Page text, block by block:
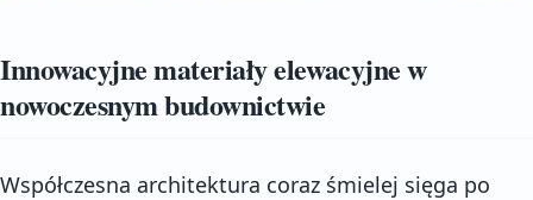
Innowacyjne materiały elewacyjne w
nowoczesnym budownictwie
Współczesna architektura coraz śmielej sięga po